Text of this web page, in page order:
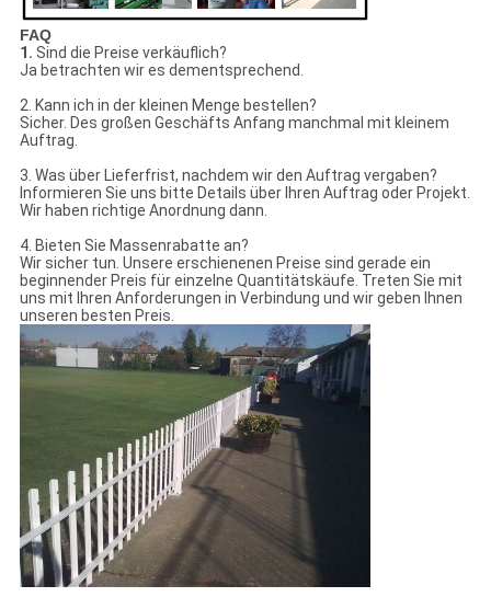
FAQ
1. Sind die Preise verkäuflich?
Ja betrachten wir es dementsprechend.
2. Kann ich in der kleinen Menge bestellen?
Sicher. Des großen Geschäfts Anfang manchmal mit kleinem
Auftrag.
3. Was über Lieferfrist, nachdem wir den Auftrag vergaben?
Informieren Sie uns bitte Details über Ihren Auftrag oder Projekt.
Wir haben richtige Anordnung dann.
4. Bieten Sie Massenrabatte an?
Wir sicher tun. Unsere erschienenen Preise sind gerade ein
beginnender Preis für einzelne Quantitätskäufe. Treten Sie mit
uns mit Ihren Anforderungen in Verbindung und wir geben Ihnen
unseren besten Preis.